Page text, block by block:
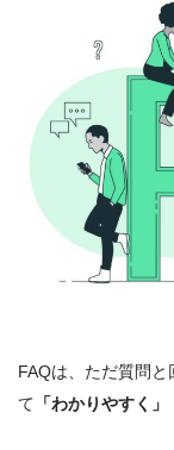
FAQは、ただ質問
て 「わかりやすく」